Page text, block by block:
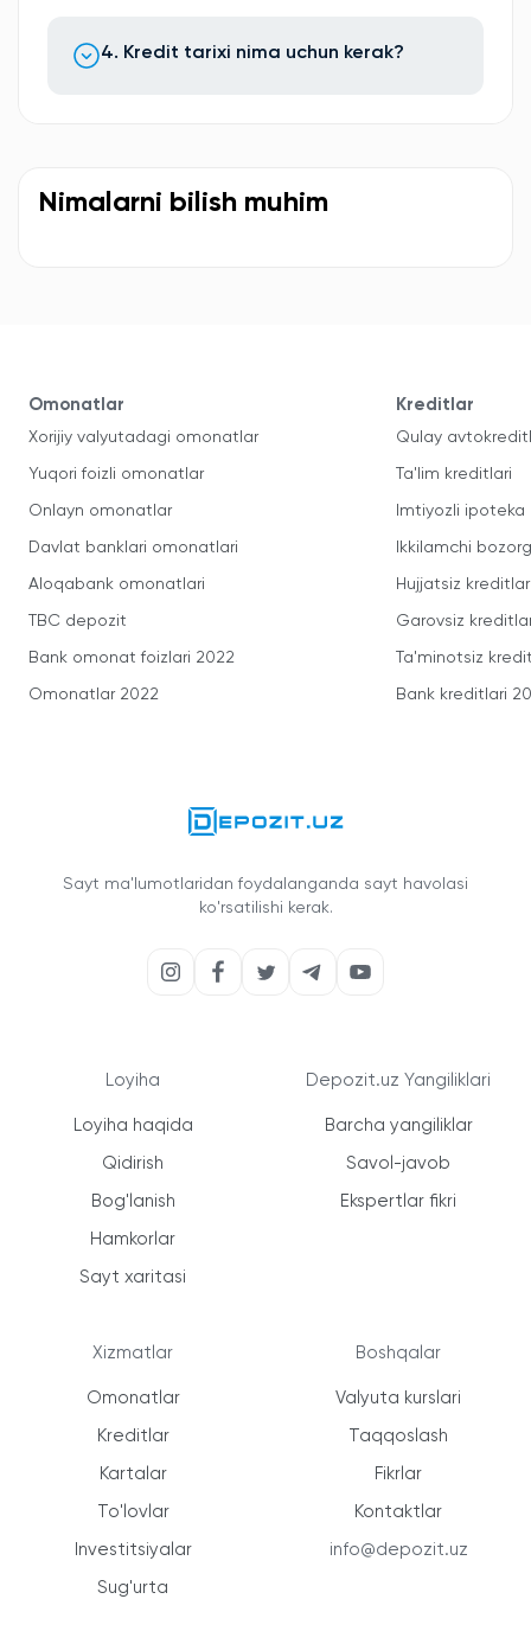
4. Kredit tarixi nima uchun kerak?
Nimalarni bilish muhim
Omonatlar
Xorijiy valyutadagi omonatlar
Yuqori foizli omonatlar
Onlayn omonatlar
Davlat banklari omonatlari
Aloqabank omonatlari
TBC depozit
Bank omonat foizlari 2022
Omonatlar 2022
Kreditlar
Qulay
Ta'lim kreditlari
Imtiyozli ipoteka
Ikkilamchi
Hujjatsiz kreditlar
Garovsiz
Ta'minotsiz
Bank kreditlari
Sayt ma'lumotlaridan foydalanganda sayt havolasi
ko'rsatilishi kerak.
Loyiha
Loyiha haqida
Qidirish
Bog'lanish
Hamkorlar
Sayt xaritasi
Xizmatlar
Omonatlar
Kreditlar
Kartalar
To'lovlar
Investitsiyalar
Sug'urta
Depozit.uz Yangiliklari
Barcha yangiliklar
Savol-javob
Ekspertlar fikri
Boshqalar
Valyuta kurslari
Taqqoslash
Fikrlar
Kontaktlar
info@depozit.uz